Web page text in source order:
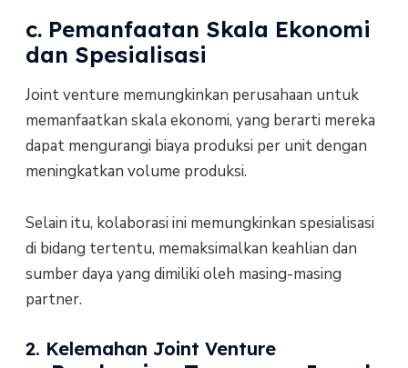
c. Pemanfaatan Skala Ekonomi
dan Spesialisasi
Joint venture memungkinkan perusahaan untuk
memanfaatkan skala ekonomi, yang berarti mereka
dapat mengurangi biaya produksi per unit dengan
meningkatkan volume produksi.
Selain itu, kolaborasi ini memungkinkan spesialisasi
di bidang tertentu, memaksimalkan keahlian dan
sumber daya yang dimiliki oleh masing-masing
partner.
2. Kelemahan Joint Venture